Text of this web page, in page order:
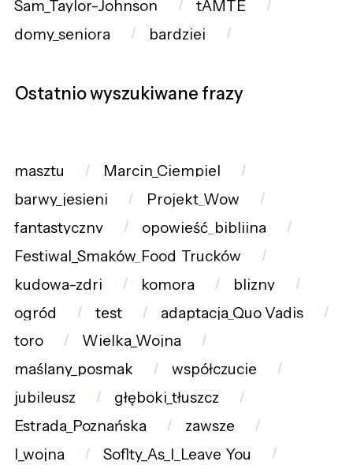
Sam_Taylor-Johnson
tAMTE
domy_seniora
bardziej
Ostatnio wyszukiwane frazy
masztu
Marcin_Ciempiel
barwy_jesieni
Projekt_Wow
fantastyczny
opowieść_biblijna
Festiwal_Smaków_Food_Trucków
kudowa-zdrj
komora
blizny
ogród
test
adaptacja_Quo_Vadis
toro
Wielka_Wojna
maślany_posmak
współczucie
jubileusz
głęboki_tłuszcz
Estrada_Poznańska
zawsze
I_wojna
Soflty_As_I_Leave_You